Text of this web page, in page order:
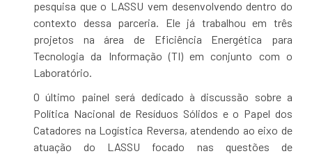
pesquisa que o LASSU vem desenvolvendo dentro do
contexto dessa parceria. Ele já trabalhou em três
projetos na área de Eficiência Energética para
Tecnologia da Informação (TI) em conjunto com o
Laboratório.
O último painel será dedicado à discussão sobre a
Política Nacional de Resíduos Sólidos e o Papel dos
Catadores na Logística Reversa, atendendo ao eixo de
atuação do LASSU focado nas questões de